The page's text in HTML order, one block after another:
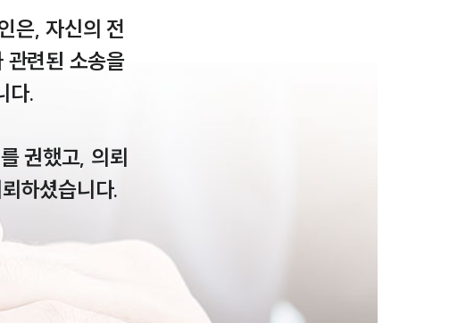
대륜의 강점
오시는 길
은, 자신의 전
관련된 소송을
다.
권했고, 의뢰
하셨습니다.